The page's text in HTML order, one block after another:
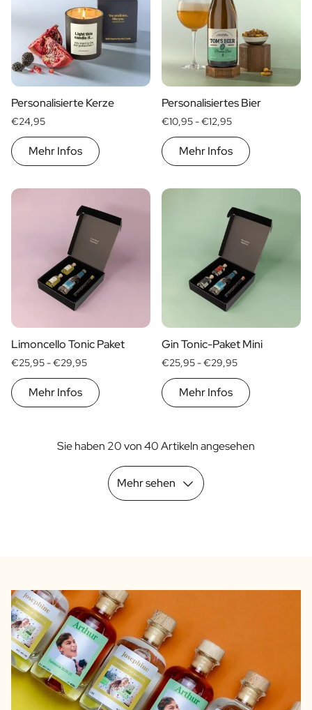
Personalisierte Kerze
€24,95
Mehr Infos
Personalisiertes Bier
€10,95 -€12,95
Mehr Infos
Limoncello Tonic Paket
€25,95 -€29,95
Mehr Infos
Gin Tonic-Paket Mini
€25,95 -€29,95
Mehr Infos
Sie haben 20 von 40 Artikeln angesehen
Mehr sehen